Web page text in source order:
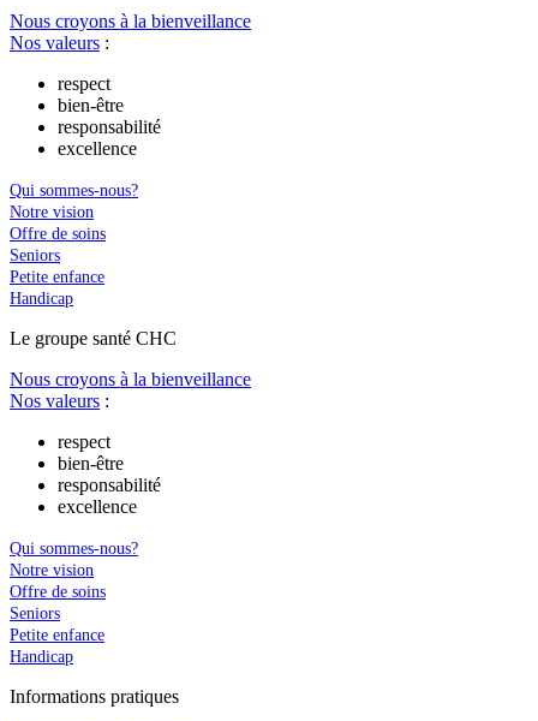
Nous croyons à la bienveillance
Nos valeurs :
respect
bien-être
responsabilité
excellence
Qui sommes-nous?
Notre vision
Offre de soins
Seniors
Petite enfance
Handicap
Le groupe santé CHC
Nous croyons à la bienveillance
Nos valeurs :
respect
bien-être
responsabilité
excellence
Qui sommes-nous?
Notre vision
Offre de soins
Seniors
Petite enfance
Handicap
Informations pratiques